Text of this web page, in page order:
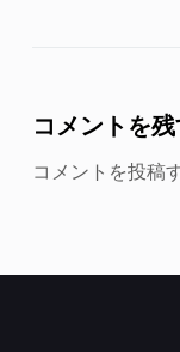
コメントを
コメントを投稿